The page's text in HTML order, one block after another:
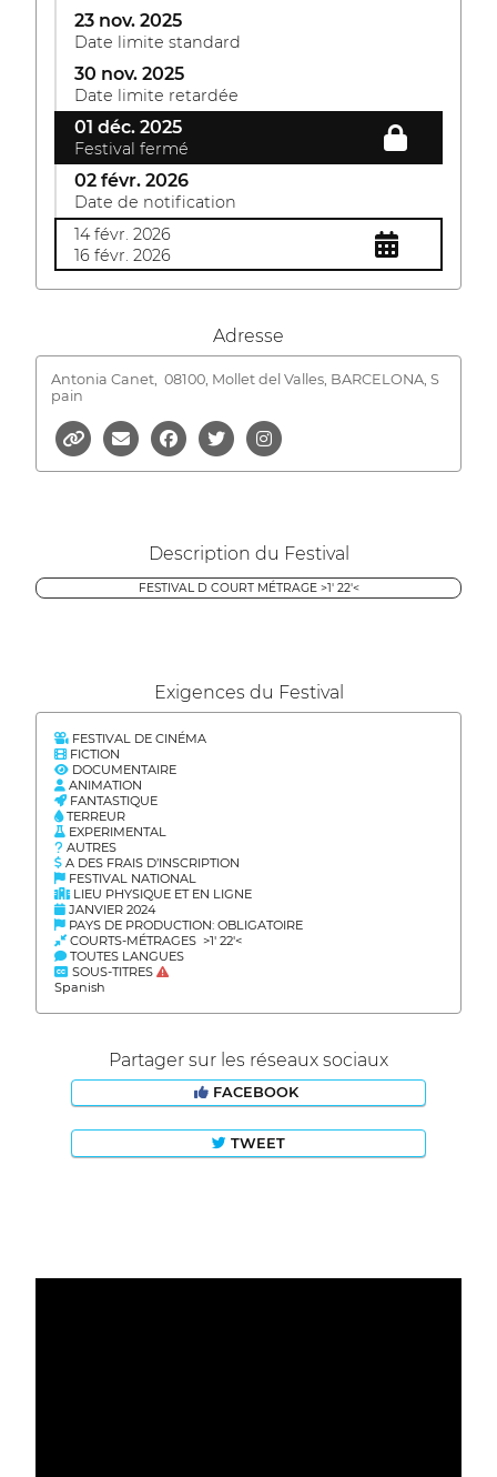
23 nov. 2025
Date limite standard
30 nov. 2025
Date limite retardée
01 déc. 2025
Festival fermé
02 févr. 2026
Date de notification
14 févr. 2026
16 févr. 2026
Adresse
Antonia Canet, 08100, Mollet del Valles, BARCELONA, S
pain
Description du Festival
FESTIVAL D COURT MÉTRAGE >1' 22'<
Exigences du Festival
FESTIVAL DE CINÉMA
FICTION
DOCUMENTAIRE
ANIMATION
FANTASTIQUE
TERREUR
EXPERIMENTAL
AUTRES
A DES FRAIS D’INSCRIPTION
FESTIVAL NATIONAL
LIEU PHYSIQUE ET EN LIGNE
JANVIER 2024
PAYS DE PRODUCTION: OBLIGATOIRE
COURTS-MÉTRAGES >1' 22'<
TOUTES LANGUES
SOUS-TITRES
Spanish
Partager sur les réseaux sociaux
FACEBOOK
TWEET